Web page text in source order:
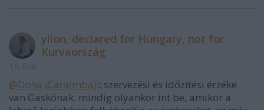
ylion, declared for Hungary, not for
Kurvaország
@Doña ¡Cara(mba)!: szervezési és időzítési érzéke
van Gaskónak. mindig olyankor int be, amikor a